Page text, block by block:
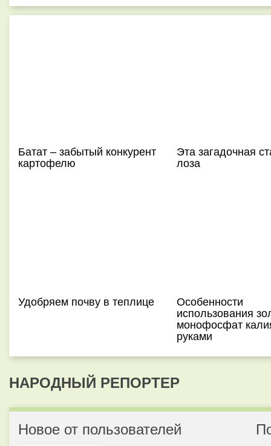
Батат – забытый конкурент
картофелю
Эта загадочная
лоза
Удобряем почву в теплице Особенности
использования
монофосфат
руками
НАРОДНЫЙ РЕПОРТЕР
Новое от пользователей